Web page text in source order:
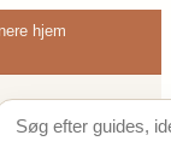
hjem